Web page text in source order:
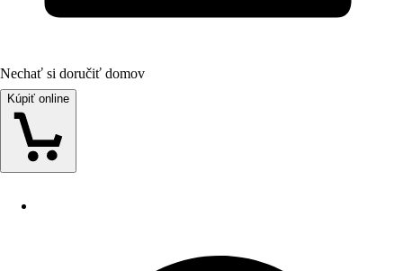
Nechať si doručiť domov
Kúpiť online